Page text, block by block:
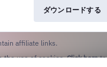
ダウンロードする
affiliate links.
the use of cookies.Click hereto